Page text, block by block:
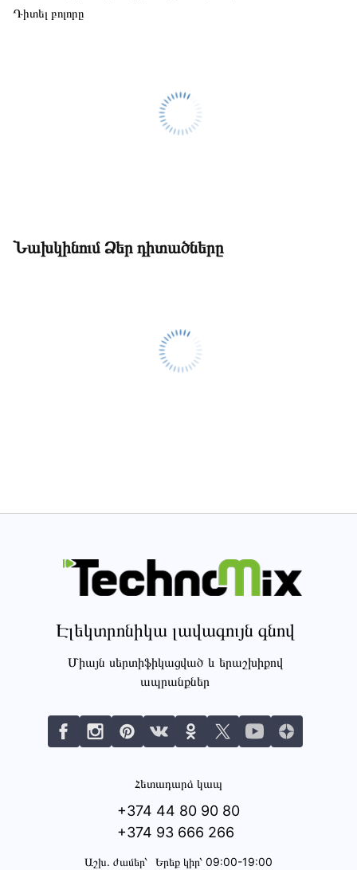
Դիտել բոլորը
Նախկինում Ձեր դիտածները
Էլեկտրոնիկա լավագույն գնով
Միայն սերտիֆիկացված և երաշխիքով
ապրանքներ
Հետադարձ կապ
+374 44 80 90 80
+374 93 666 266
Աշխ․ ժամեր՝ Երեք կիր՝ 09:00-19:00